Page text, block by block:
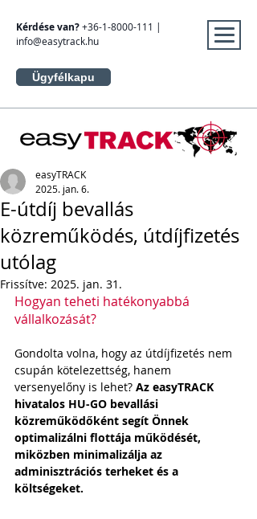
Kérdése van?+36-1-8000-111 |
info@easytrack.hu
Ügyfélkapu
E-útdíj bevallás
közreműködés, útdíjfizetés
utólag
easyTRACK
2025. jan. 6.
Frissítve: 2025. jan. 31.
Hogyan teheti hatékonyabbá
vállalkozását?
Gondolta volna, hogy az útdíjfizetés nem
csupán kötelezettség, hanem
versenyelőny is lehet? Az easyTRACK
hivatalos HU-GO bevallási
közreműködőként segít Önnek
optimalizálni flottája működését,
miközben minimalizálja az
adminisztrációs terheket és a
költségeket.